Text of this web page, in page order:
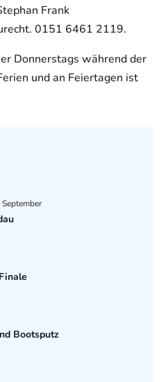
Frank
0151 6461 2119.
Donnerstags während der
und an Feiertagen ist
September
Bootsputz